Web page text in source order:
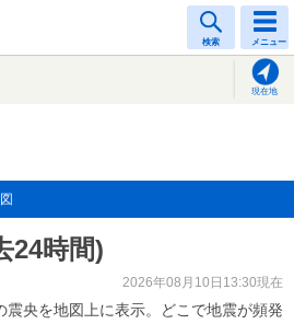
検索 メニュー
現在地
24時間)
2026年08月10日13:30現在
震央を地図上に表示。どこで地震が頻発